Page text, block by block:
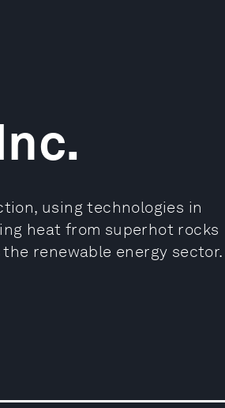
using technologies in
heat from superhot rocks
renewable energy sector.